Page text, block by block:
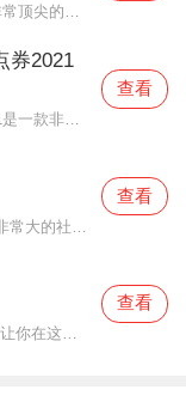
得物下载2021安卓最新版是一款非常顶尖的潮流购物软件。在这款得物下载2021安卓最新版中拥有非常多当下潮流的时尚单品以及各种各样的球鞋，在这里为了让用户们在购买的时候可以放心，你所购买的每一件商品都会经过专业的鉴定，这里面汇聚了数百位专业的鉴定师会对你所购买的商
券2021
王者荣耀破解版下载无限点券2021是一款非常火热的手机游戏。在这款王者荣耀破解版下载无限点券2021中有着非常好用的辅助工具，在这里面你可以轻轻松松就获得点券的使用，而且还是可以无限使用的哦，完全没有受限制，只要你下载了这款王者荣耀破解版下载无限点券2021之后就可以
查看
查看
梦幻西游互通版最新下载这是可以让你在这里得到很多不一样的快乐互动内容的手机软件，不只是可以自由的去欣赏到很多不一样的欢乐内容，还有各种精彩的战斗模式可以给你全新的体验，大家在这里还可以自由的和很多的小伙伴们一起开心的进行各种战斗，进行有趣的开黑，感受到
查看